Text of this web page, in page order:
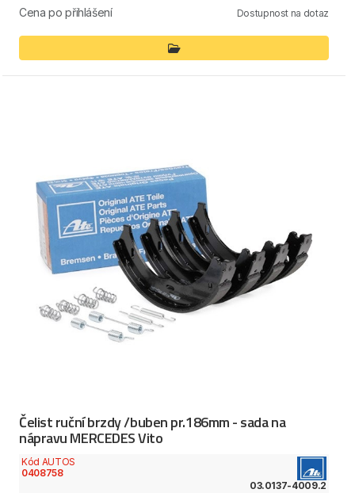
Cena po přihlášení Dostupnost na dotaz
Čelist ruční brzdy /buben pr.186mm - sada na
nápravu MERCEDES Vito
Kód AUTOS
0408758
03.0137-4009.2